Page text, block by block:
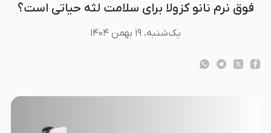
فوق نرم نانو کزولا برای سلامت لثه حیاتی است؟
یک‌شنبه، ۱۹ بهمن ۱۴۰۴